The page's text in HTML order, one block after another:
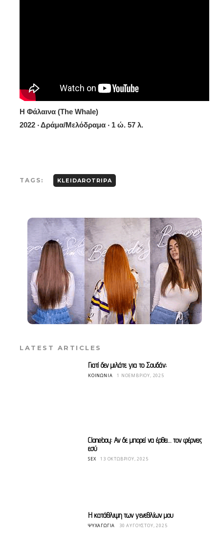
Η Φάλαινα (The Whale)
2022 ‧ Δράμα/Μελόδραμα ‧ 1 ώ. 57 λ.
TAGS: KLEIDAROTRIPA
LATEST ARTICLES
Γιατί δεν μιλάτε για το Σουδάν;
ΚΟΙΝΩΝΊΑ 1 ΝΟΕΜΒΡΊΟΥ, 2025
Cloneboy: Αν δε μπορεί να έρθει… τον φέρνεις
εσύ
SEX 13 ΟΚΤΩΒΡΊΟΥ, 2025
Η κατάθλιψη των γενεθλίων μου
ΨΥΧΑΓΩΓΊΑ 30 ΑΥΓΟΎΣΤΟΥ, 2025